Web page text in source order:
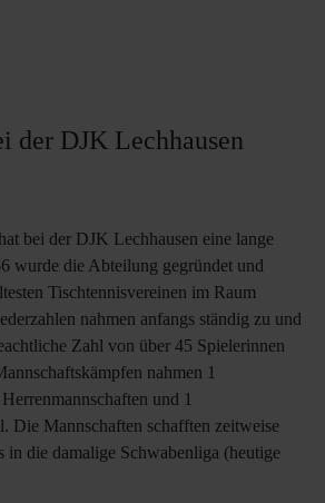
der DJK Lechhausen
bei der DJK Lechhausen eine lange
wurde die Abteilung gegründet und
Tischtennisvereinen im Raum
nahmen anfangs ständig zu und
Zahl von über 45 Spielerinnen
nahmen 1
und 1
Die Mannschaften schafften zeitweise
in die damalige Schwabenliga (heutige